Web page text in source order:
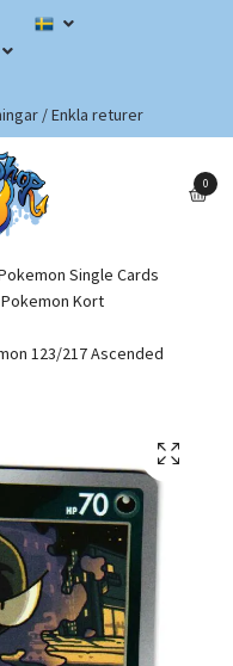
/ Enkla returer
0
Single Cards
Kort
123/217 Ascended